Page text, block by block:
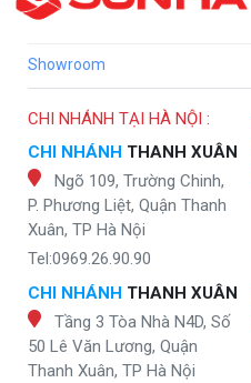
Showroom
CHI NHÁNH TẠI HÀ NỘI :
CHI NHÁNH THANH XUÂN
Ngõ 109, Trường Chinh,
P. Phương Liệt, Quận Thanh
Xuân, TP Hà Nội
Tel:0969.26.90.90
CHI NHÁNH THANH XUÂN
Tầng 3 Tòa Nhà N4D, Số
50 Lê Văn Lương, Quận
Thanh Xuân, TP Hà Nội